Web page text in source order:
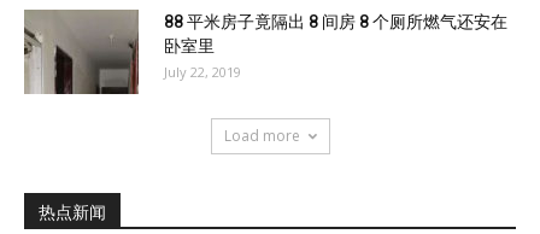
88 平米房子竟隔出 8 间房 8 个厕所燃气还安在
卧室里
July 22, 2019
Load more
热点新闻